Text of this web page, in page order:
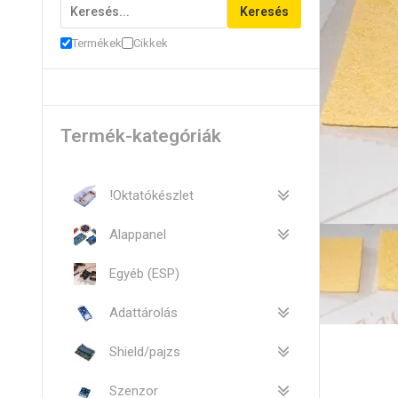
Keresés
Termékek Cikkek
Termék-kategóriák
!Oktatókészlet
Alappanel
Egyéb (ESP)
Adattárolás
Shield/pajzs
Szenzor